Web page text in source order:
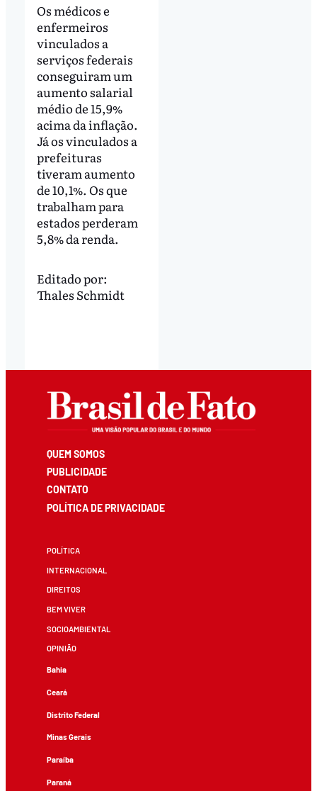
Os médicos e
enfermeiros
vinculados a
serviços federais
conseguiram um
aumento salarial
médio de 15,9%
acima da inflação.
Já os vinculados a
prefeituras
tiveram aumento
de 10,1%. Os que
trabalham para
estados perderam
5,8% da renda.
Editado por:
Thales Schmidt
QUEM SOMOS
PUBLICIDADE
CONTATO
POLÍTICA DE PRIVACIDADE
POLÍTICA
INTERNACIONAL
DIREITOS
BEM VIVER
SOCIOAMBIENTAL
OPINIÃO
Bahia
Ceará
Distrito Federal
Minas Gerais
Paraíba
Paraná